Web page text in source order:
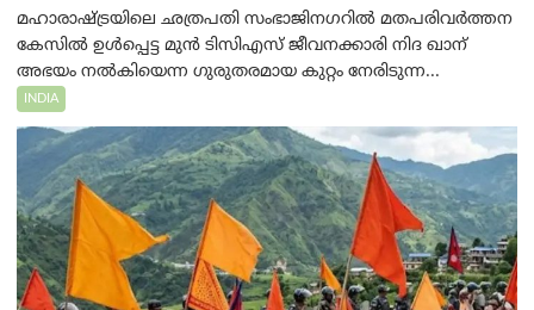
മഹാരാഷ്ട്രയിലെ ഛത്രപതി സംഭാജിനഗറിൽ മതപരിവർത്തന
കേസിൽ ഉൾപ്പെട്ട മുൻ ടിസിഎസ് ജീവനക്കാരി നിദ ഖാന്
അഭയം നൽകിയെന്ന ഗുരുതരമായ കുറ്റം നേരിടുന്ന...
INDIA